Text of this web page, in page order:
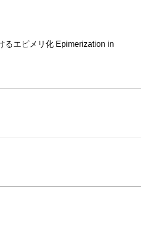
るエピメリ化 Epimerization in